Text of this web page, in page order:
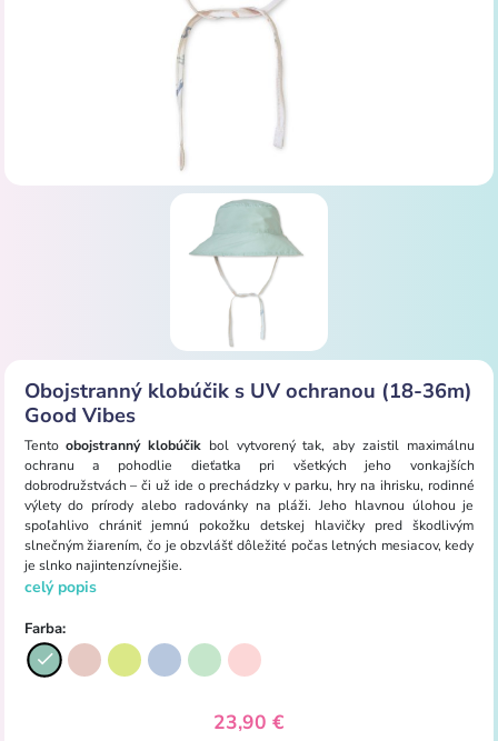
Obojstranný klobúčik s UV ochranou (18-36m)
Good Vibes
Tentoobojstranný klobúčik bol vytvorený tak, aby zaistil maximálnu
ochranu a pohodlie dieťatka pri všetkých jeho vonkajších
dobrodružstvách – či už ide o prechádzky v parku, hry na ihrisku, rodinné
výlety do prírody alebo radovánky na pláži. Jeho hlavnou úlohou je
spoľahlivo chrániť jemnú pokožku detskej hlavičky pred škodlivým
slnečným žiarením, čo je obzvlášť dôležité počas letných mesiacov, kedy
je slnko najintenzívnejšie.
celý popis
Farba:
23,90 €